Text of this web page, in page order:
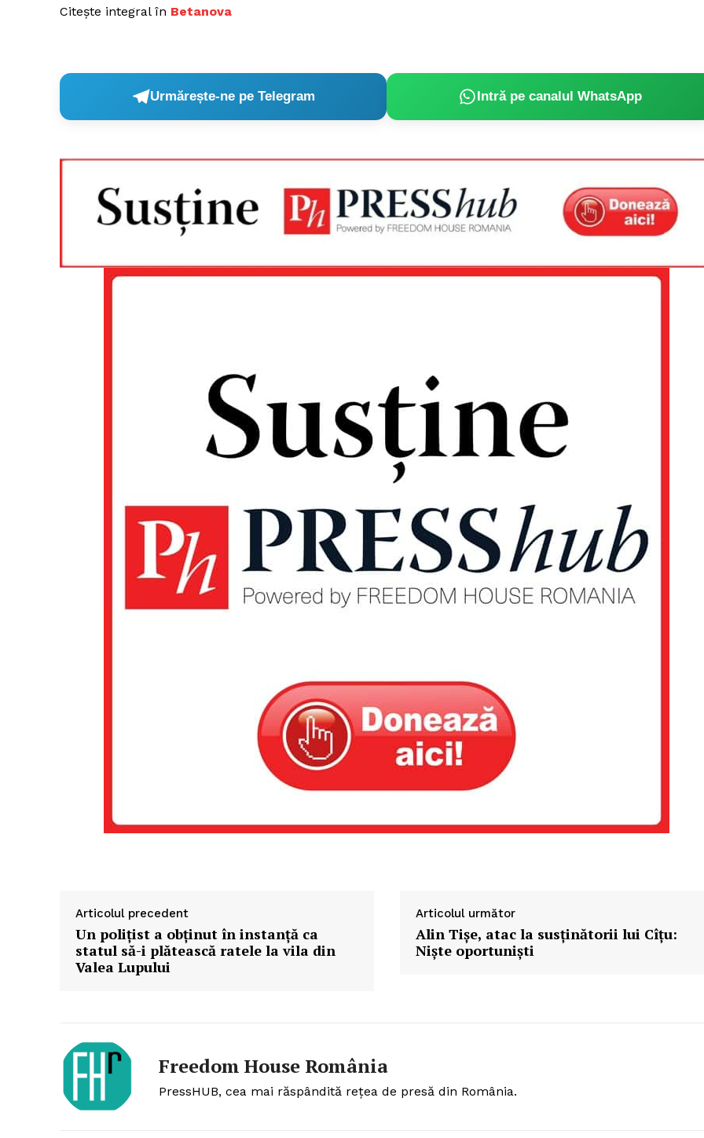
Un proiect
ROMÂNIA
Proiecte editoriale
Citește integral în Betanova
Urmărește-ne pe Telegram Intră pe canalul WhatsApp
Articolul precedent
Un polițist a obţinut în instanţă ca
statul să-i plătească ratele la vila din
Valea Lupului
Articolul următor
Alin Tișe, atac la susținătorii lui Cîțu:
Niște oportuniști
Freedom House România
PressHUB, cea mai răspândită rețea de presă din România.